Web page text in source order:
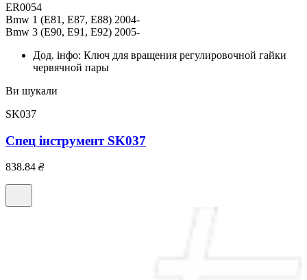
ER0054
Bmw 1 (E81, E87, E88) 2004-
Bmw 3 (E90, E91, E92) 2005-
Дод. інфо: Ключ для вращения регулировочной гайки
червячной пары
Ви шукали
SK037
Спец інструмент SK037
838.84 ₴